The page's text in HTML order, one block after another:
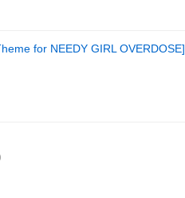
for NEEDY GIRL OVERDOSE]